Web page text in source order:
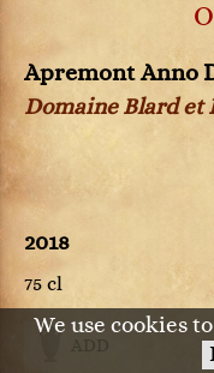
We use cookies
Apremont Anno
Domaine Blard et
2018
75 cl
ADD